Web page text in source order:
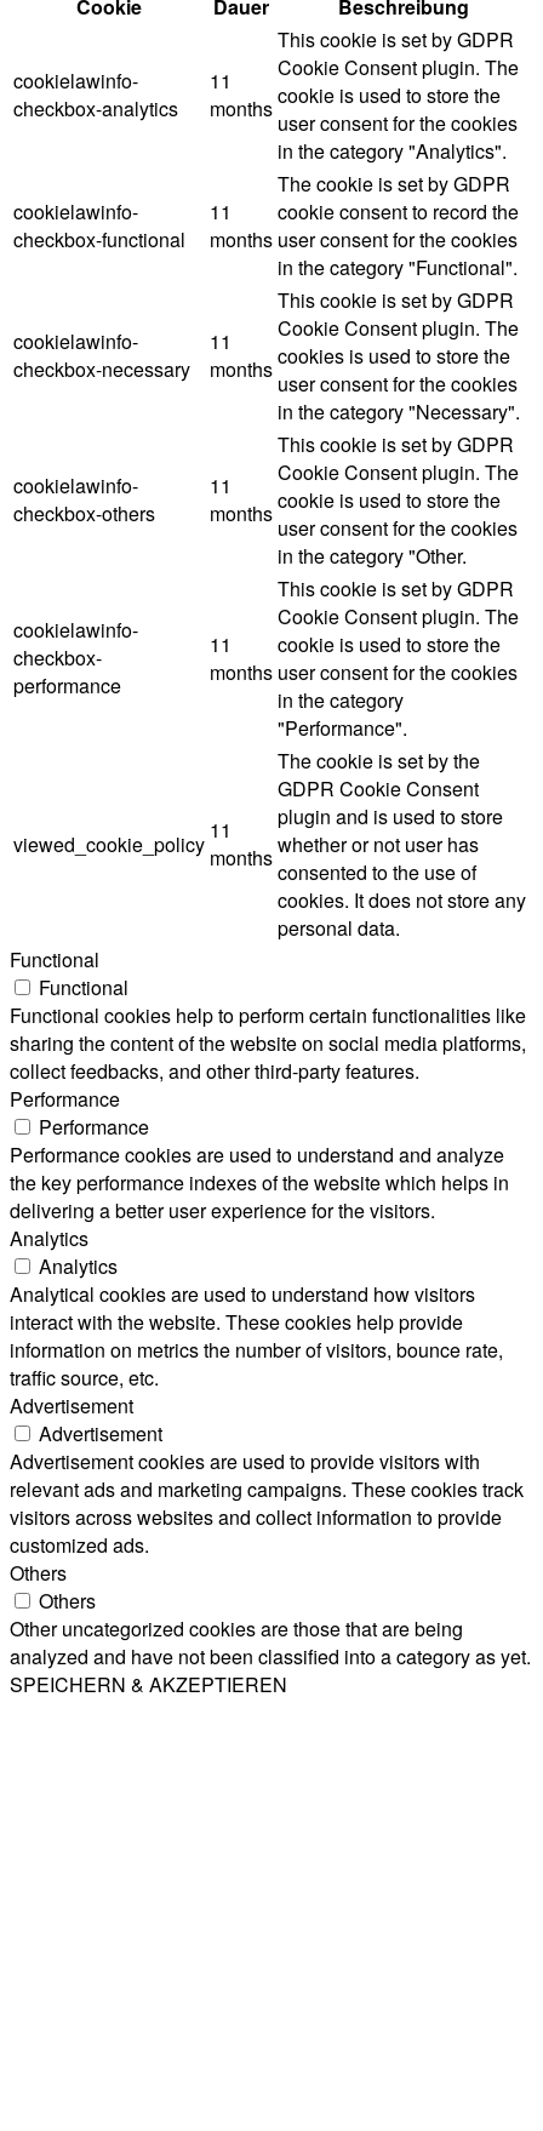
Cookie Dauer Beschreibung
cookielawinfo-
checkbox-analytics
11
months
This cookie is set by GDPR
Cookie Consent plugin. The
cookie is used to store the
user consent for the cookies
in the category "Analytics".
cookielawinfo-
checkbox-functional
11
months
The cookie is set by GDPR
cookie consent to record the
user consent for the cookies
in the category "Functional".
cookielawinfo-
checkbox-necessary
11
months
This cookie is set by GDPR
Cookie Consent plugin. The
cookies is used to store the
user consent for the cookies
in the category "Necessary".
cookielawinfo-
checkbox-others
11
months
This cookie is set by GDPR
Cookie Consent plugin. The
cookie is used to store the
user consent for the cookies
in the category "Other.
cookielawinfo-
checkbox-
performance
11
months
This cookie is set by GDPR
Cookie Consent plugin. The
cookie is used to store the
user consent for the cookies
in the category
"Performance".
viewed_cookie_policy
11
months
The cookie is set by the
GDPR Cookie Consent
plugin and is used to store
whether or not user has
consented to the use of
cookies. It does not store any
personal data.
Functional
Functional
Functional cookies help to perform certain functionalities like
sharing the content of the website on social media platforms,
collect feedbacks, and other third-party features.
Performance
Performance
Performance cookies are used to understand and analyze
the key performance indexes of the website which helps in
delivering a better user experience for the visitors.
Analytics
Analytics
Analytical cookies are used to understand how visitors
interact with the website. These cookies help provide
information on metrics the number of visitors, bounce rate,
traffic source, etc.
Advertisement
Advertisement
Advertisement cookies are used to provide visitors with
relevant ads and marketing campaigns. These cookies track
visitors across websites and collect information to provide
customized ads.
Others
Others
Other uncategorized cookies are those that are being
analyzed and have not been classified into a category as yet.
SPEICHERN & AKZEPTIEREN